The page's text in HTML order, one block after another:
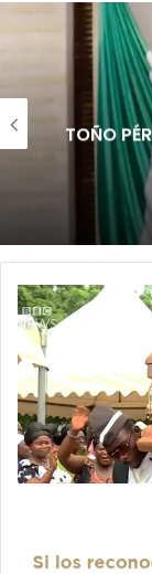
TOÑO